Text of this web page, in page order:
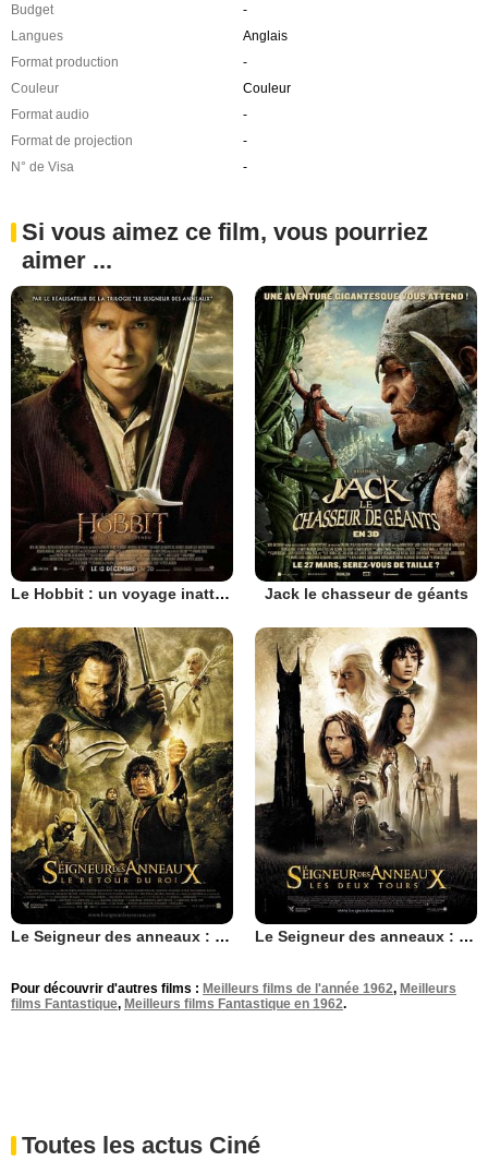
Budget
-
Langues
Anglais
Format production
-
Couleur
Couleur
Format audio
-
Format de projection
-
N° de Visa
-
Si vous aimez ce film, vous pourriez
aimer ...
Le Hobbit : un voyage inattendu Jack le chasseur de géants
Le Seigneur des anneaux : le retour du roi Le Seigneur des anneaux : les deux tours
Pour découvrir d'autres films : Meilleurs films de l'année 1962, Meilleurs
films Fantastique, Meilleurs films Fantastique en 1962.
Toutes les actus Ciné